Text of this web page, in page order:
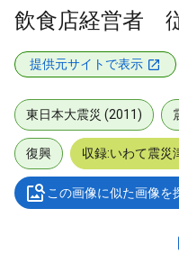
飲食店経営者
提供元サイトで表示
東日本大震災 (2011)
復興 収録:いわて震災
この画像に似た画像を